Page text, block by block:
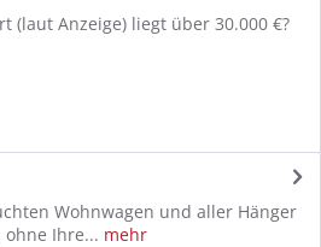
(laut Anzeige) liegt über 30.000 €?
Wohnwagen und aller Hänger
Ihre... mehr